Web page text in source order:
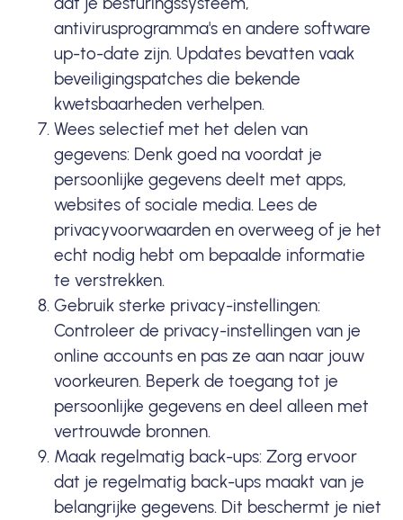
antivirusprogramma's en andere software
up-to-date zijn. Updates bevatten vaak
beveiligingspatches die bekende
kwetsbaarheden verhelpen.
Wees selectief met het delen van
gegevens: Denk goed na voordat je
persoonlijke gegevens deelt met apps,
websites of sociale media. Lees de
privacyvoorwaarden en overweeg of je het
echt nodig hebt om bepaalde informatie
te verstrekken.
Gebruik sterke privacy-instellingen:
Controleer de privacy-instellingen van je
online accounts en pas ze aan naar jouw
voorkeuren. Beperk de toegang tot je
persoonlijke gegevens en deel alleen met
vertrouwde bronnen.
Maak regelmatig back-ups: Zorg ervoor
dat je regelmatig back-ups maakt van je
belangrijke gegevens. Dit beschermt je niet